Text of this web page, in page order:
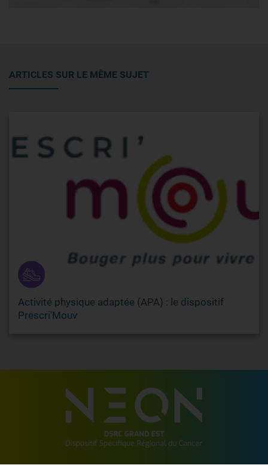
ARTICLES SUR LE MÊME SUJET
Activité physique adaptée (APA) : le dispositif
Prescri'Mouv